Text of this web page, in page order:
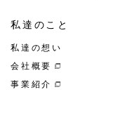
私達のこと
私達の想い
会社概要
事業紹介